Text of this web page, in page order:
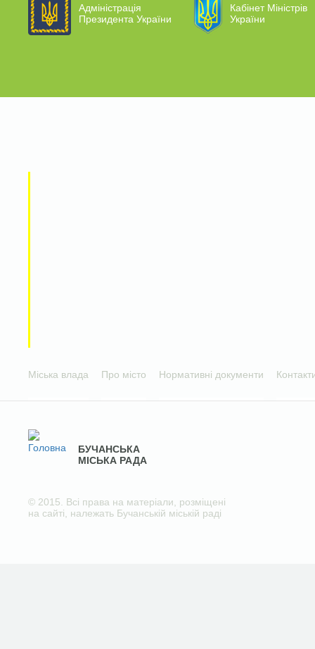
Адміністрація
Президента України
Кабінет Міністрів
України
Міська влада Про місто Нормативні документи
БУЧАНСЬКА
МІСЬКА РАДА
© 2015. Всі права на матеріали, розміщені
на сайті, належать Бучанській міській раді